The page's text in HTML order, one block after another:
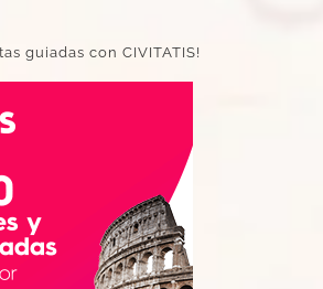
guiadas con CIVITATIS!